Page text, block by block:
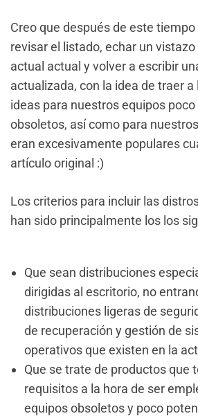
Creo que después de este
revisar el listado, echar un
actual actual y volver a escribir
actualizada, con la idea de traer
ideas para nuestros equipos
obsoletos, así como para nuestros
eran excesivamente populares
artículo original :)
Los criterios para incluir las
han sido principalmente los los
Que sean distribuciones
dirigidas al escritorio, no
distribuciones ligeras de
de recuperación y gestión de
operativos que existen en la
Que se trate de productos que
requisitos a la hora de ser
equipos obsoletos y poco